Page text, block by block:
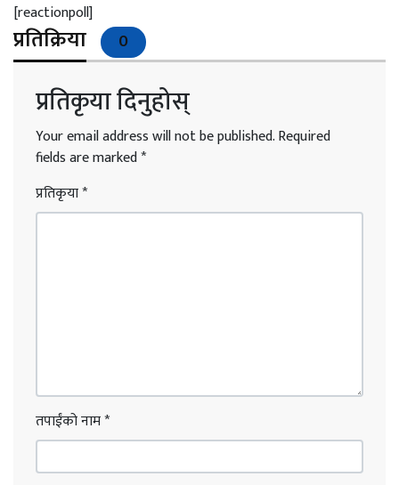
[reactionpoll]
प्रतिक्रिया 0
प्रतिकृया दिनुहोस्
Your email address will not be published.Required
fields are marked*
प्रतिकृया*
तपाईंको नाम*